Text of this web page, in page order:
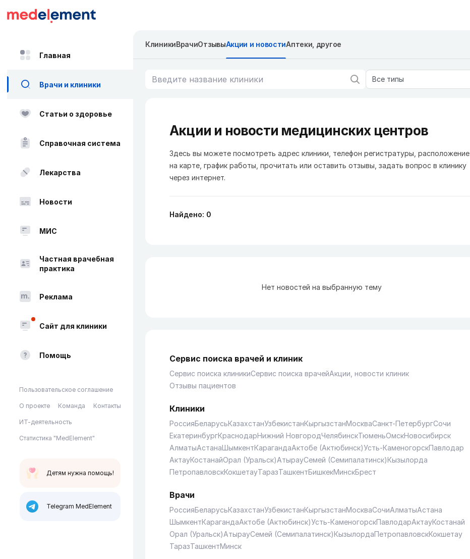
Главная
Врачи и клиники
Статьи о здоровье
Справочная система
Лекарства
Новости
МИС
Частная врачебная
практика
Реклама
Сайт для клиники
Помощь
Пользовательское соглашение
О проекте Команда Контакты
ИТ-деятельность
Статистика "MedElement"
Детям нужна помощь!
Telegram MedElement
КлиникиВрачиОтзывыАкции и новостиАптеки, другое
Все типы
Акции и новости медицинских центров
Здесь вы можете посмотреть адрес клиники, телефон регистратуры, расположение
на карте, график работы, прочитать или оставить отзывы, задать вопрос в клинику
через интернет.
Найдено: 0
Нет новостей на выбранную тему
Сервис поиска врачей и клиник
Сервис поиска клиникиСервис поиска врачейАкции, новости клиник
Отзывы пациентов
Клиники
РоссияБеларусьКазахстанУзбекистанКыргызстанМоскваСанкт-ПетербургСочи
ЕкатеринбургКраснодарНижний НовгородЧелябинскТюменьОмскНовосибирск
АлматыАстанаШымкентКарагандаАктобе (Актюбинск)Усть-КаменогорскПавлодар
АктауКостанайОрал (Уральск)АтырауСемей (Семипалатинск)Кызылорда
ПетропавловскКокшетауТаразТашкентБишкекМинскБрест
Врачи
РоссияБеларусьКазахстанУзбекистанКыргызстанМоскваСочиАлматыАстана
ШымкентКарагандаАктобе (Актюбинск)Усть-КаменогорскПавлодарАктауКостанай
Орал (Уральск)АтырауСемей (Семипалатинск)КызылордаПетропавловскКокшетау
ТаразТашкентМинск